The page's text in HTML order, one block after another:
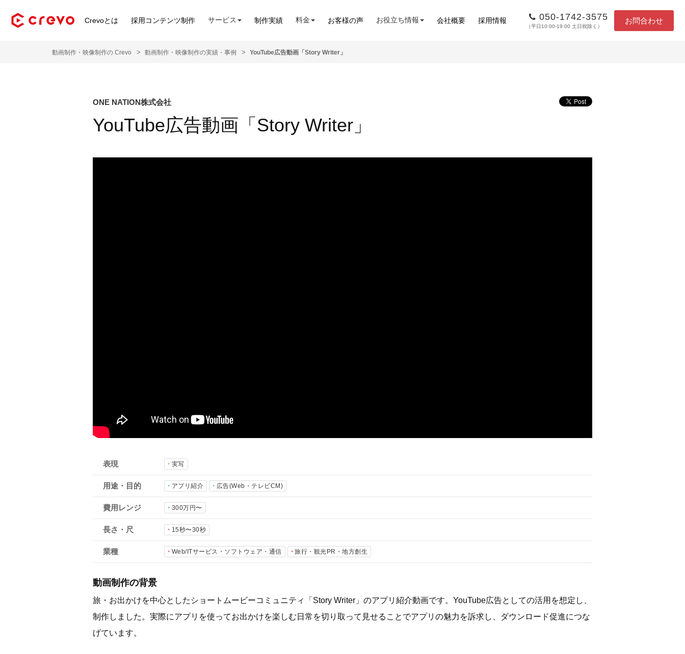
Crevoとは 採用コンテンツ制作 サービス 制作実績 料金 お客様の声 お役立ち情報 会社概要 採用情報 050-1742-3575
（平日10:00-19:00 土日祝除く）
お問合わせ
動画制作・映像制作の Crevo 動画制作・映像制作の実績・事例 YouTube広告動画「Story Writer」
YouTube広告動画「Story Writer」
ONE NATION株式会社
表現 実写
用途・目的 アプリ紹介 広告(Web・テレビCM)
費用レンジ 300万円〜
長さ・尺 15秒〜30秒
業種 Web/ITサービス・ソフトウェア・通信 旅行・観光PR・地方創生
動画制作の背景
旅・お出かけを中心としたショートムービーコミュニティ「Story Writer」のアプリ紹介動画です。YouTube広告としての活用を想定し、
制作しました。実際にアプリを使ってお出かけを楽しむ日常を切り取って見せることでアプリの魅力を訴求し、ダウンロード促進につな
げています。